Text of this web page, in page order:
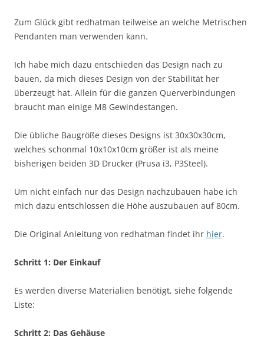
Zum Glück gibt redhatman teilweise an welche Metrischen
Pendanten man verwenden kann.
Ich habe mich dazu entschieden das Design nach zu
bauen, da mich dieses Design von der Stabilität her
überzeugt hat. Allein für die ganzen Querverbindungen
braucht man einige M8 Gewindestangen.
Die übliche Baugröße dieses Designs ist 30x30x30cm,
welches schonmal 10x10x10cm größer ist als meine
bisherigen beiden 3D Drucker (Prusa i3, P3Steel).
Um nicht einfach nur das Design nachzubauen habe ich
mich dazu entschlossen die Höhe auszubauen auf 80cm.
Die Original Anleitung von redhatman findet ihr hier.
Schritt 1: Der Einkauf
Es werden diverse Materialien benötigt, siehe folgende
Liste:
Schritt 2: Das Gehäuse